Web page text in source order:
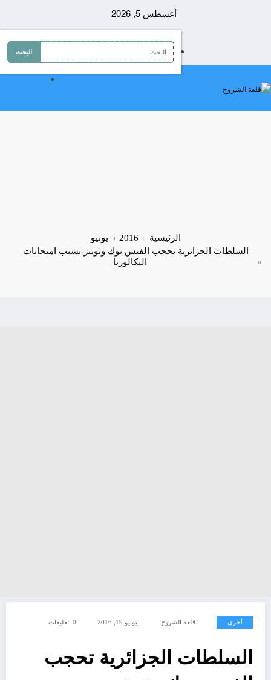
أغسطس 5, 2026
الرئيسية 2016
يونيو
السلطات الجزائرية تحجب الفيس بوك وتويتر بسبب امتحانات
البكالوريا
أخرى قلعة الشروح يونيو 19, 2016 0 تعليقات
السلطات الجزائرية تحجب